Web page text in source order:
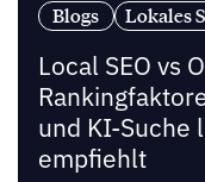
Blogs Lokales
Local SEO vs
und KI-Suche
empfiehlt